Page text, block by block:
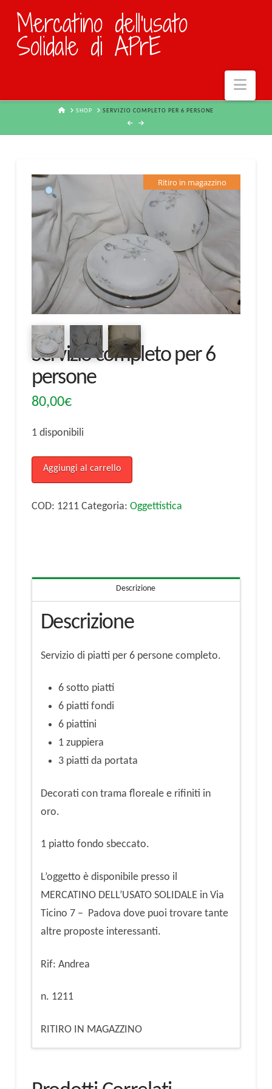
Mercatino dell'usato
Solidale di APrE
HOMESHOP SERVIZIO COMPLETO PER 6 PERSONE
Ritiro in magazzino
Servizio completo per 6
persone
80,00€
1 disponibili
Servizio
completo
per
Aggiungi al carrello
COD: 1211 Categoria: Oggettistica
Descrizione
Descrizione
Servizio di piatti per 6 persone completo.
6 sotto piatti
6 piatti fondi
6 piattini
1 zuppiera
3 piatti da portata
Decorati con trama floreale e rifiniti in
oro.
1 piatto fondo sbeccato.
L’oggetto è disponibile presso il
MERCATINO DELL’USATO SOLIDALE in Via
Ticino 7 – Padova dove puoi trovare tante
altre proposte interessanti.
Rif: Andrea
n. 1211
RITIRO IN MAGAZZINO